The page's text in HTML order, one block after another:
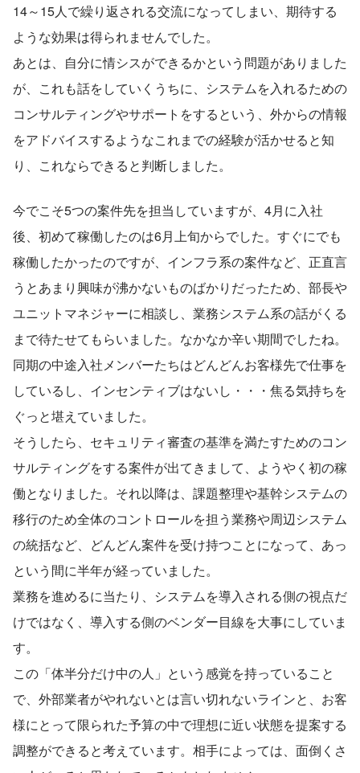
14～15人で繰り返される交流になってしまい、期待する
ような効果は得られませんでした。
あとは、自分に情シスができるかという問題がありました
が、これも話をしていくうちに、システムを入れるための
コンサルティングやサポートをするという、外からの情報
をアドバイスするようなこれまでの経験が活かせると知
り、これならできると判断しました。
今でこそ5つの案件先を担当していますが、4月に入社
後、初めて稼働したのは6月上旬からでした。すぐにでも
稼働したかったのですが、インフラ系の案件など、正直言
うとあまり興味が沸かないものばかりだったため、部長や
ユニットマネジャーに相談し、業務システム系の話がくる
まで待たせてもらいました。なかなか辛い期間でしたね。
同期の中途入社メンバーたちはどんどんお客様先で仕事を
しているし、インセンティブはないし・・・焦る気持ちを
ぐっと堪えていました。
そうしたら、セキュリティ審査の基準を満たすためのコン
サルティングをする案件が出てきまして、ようやく初の稼
働となりました。それ以降は、課題整理や基幹システムの
移行のため全体のコントロールを担う業務や周辺システム
の統括など、どんどん案件を受け持つことになって、あっ
という間に半年が経っていました。
業務を進めるに当たり、システムを導入される側の視点だ
けではなく、導入する側のベンダー目線を大事にしていま
す。
この「体半分だけ中の人」という感覚を持っていること
で、外部業者がやれないとは言い切れないラインと、お客
様にとって限られた予算の中で理想に近い状態を提案する
調整ができると考えています。相手によっては、面倒くさ